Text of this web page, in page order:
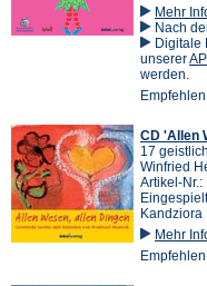
Mehr
Nach
Digitale
unserer
werden.
CD 'Allen
17
Winfried
Artikel-Nr.:
Kandziora
Mehr